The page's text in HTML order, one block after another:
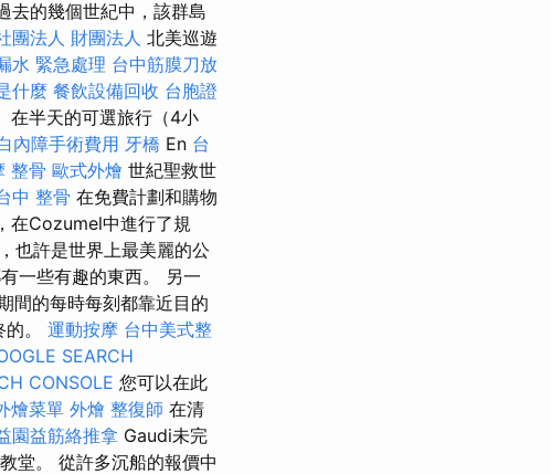
去的幾個世紀中，該群島
團法人 財團法人 北美巡遊
水 緊急處理 台中筋膜刀放
什麼 餐飲設備回收 台胞證
在半天的可選旅行（4小
內障手術費用 牙橋 En 台
整骨 歐式外燴 世紀聖救世
中 整骨 在免費計劃和購物
在Cozumel中進行了規
也許是世界上最美麗的公
一些有趣的東西。 另一
間的每時每刻都靠近目的
。 運動按摩 台中美式整
SEARCH
CONSOLE 您可以在此
燴菜單 外燴 整復師 在清
園益筋絡推拿 Gaudi未完
堂。 從許多沉船的報價中